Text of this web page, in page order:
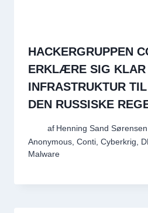
HACKERGRUPPEN
ERKLÆRE SIG KLAR
INFRASTRUKTUR
DEN RUSSISKE
af Henning Sand Sørensen
Anonymous Conti Cyberkrig
Malware